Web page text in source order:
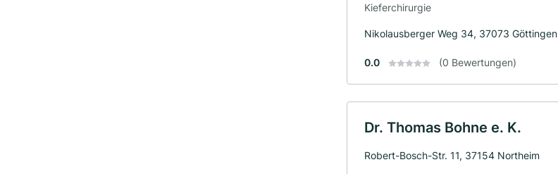
Kieferchirurgie
Nikolausberger Weg 34, 37073 Göttingen
0.0 (0 Bewertungen)
Dr. Thomas Bohne e. K.
Robert-Bosch-Str. 11, 37154 Northeim